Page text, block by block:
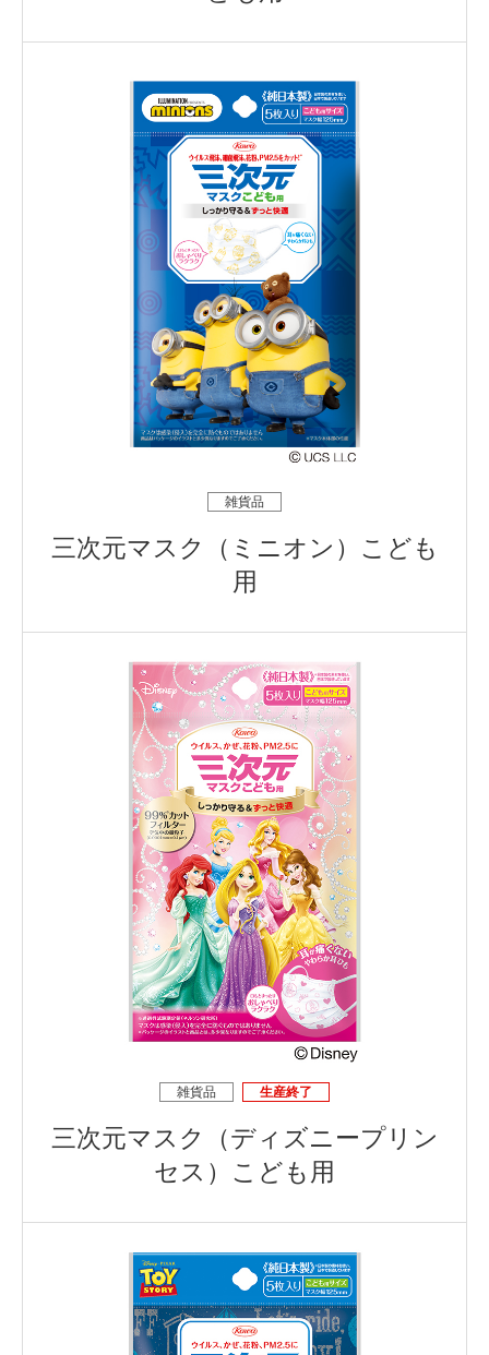
雑貨品
三次元マスク（ミニオン）こども
用
雑貨品 生産終了
三次元マスク（ディズニープリン
セス）こども用